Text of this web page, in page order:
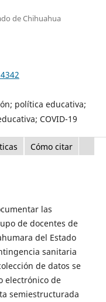
de Chihuahua
política educativa;
COVID-19
Cómo citar
las
de docentes de
del Estado
sanitaria
de datos se
electrónico de
semiestructurada